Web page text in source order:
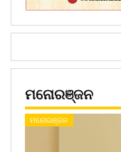
ମନୋରଞ୍ଜନ
ମନୋରଞ୍ଜନ